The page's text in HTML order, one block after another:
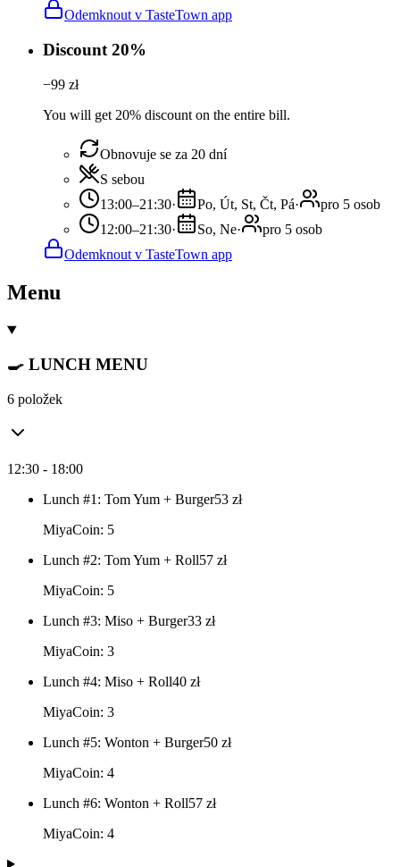
Odemknout v TasteTown app
Discount 20%
−99 zł
You will get 20% discount on the entire bill.
Obnovuje se za 20 dní
S sebou
13:00–21:30· Po, Út, St, Čt, Pá·
pro 5 osob
12:00–21:30· So, Ne·
pro 5 osob
Odemknout v TasteTown app
Menu
🍳 LUNCH MENU
6 položek
12:30 - 18:00
Lunch #1: Tom Yum + Burger53 zł
MiyaCoin: 5
Lunch #2: Tom Yum + Roll57 zł
MiyaCoin: 5
Lunch #3: Miso + Burger33 zł
MiyaCoin: 3
Lunch #4: Miso + Roll40 zł
MiyaCoin: 3
Lunch #5: Wonton + Burger50 zł
MiyaCoin: 4
Lunch #6: Wonton + Roll57 zł
MiyaCoin: 4